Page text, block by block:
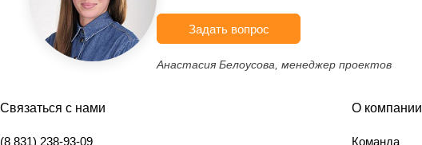
Задать вопрос
Анастасия Белоусова, менеджер проектов
Связаться с нами
(8 831) 238-93-09
О компании
Команда